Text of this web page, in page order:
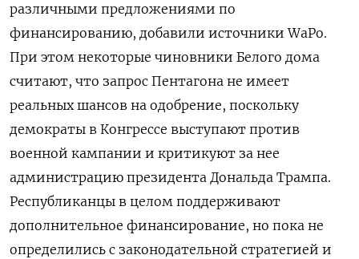
различными предложениями по
финансированию, добавили источники WaPo.
При этом некоторые чиновники Белого дома
считают, что запрос Пентагона не имеет
реальных шансов на одобрение, поскольку
демократы в Конгрессе выступают против
военной кампании и критикуют за нее
администрацию президента Дональда Трампа.
Республиканцы в целом поддерживают
дополнительное финансирование, но пока не
определились с законодательной стратегией и